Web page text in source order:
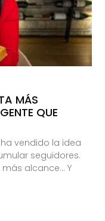
MÁS
QUE
vendido la idea
seguidores.
más alcance… Y